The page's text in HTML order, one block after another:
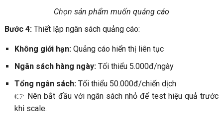
Chọn sản phẩm muốn quảng cáo
Bước 4:Thiết lập ngân sách quảng cáo:
Không giới hạn:Quảng cáo hiển thị liên tục
Ngân sách hàng ngày:Tối thiểu 5.000đ/ngày
Tổng ngân sách:Tối thiểu 50.000đ/chiến dịch
👉 Nên bắt đầu với ngân sách nhỏ để test hiệu quả trước
khi scale.